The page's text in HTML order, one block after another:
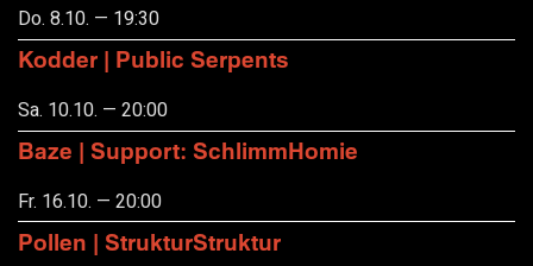
Do. 8.10. — 19:30
Kodder | Public Serpents
Sa. 10.10. — 20:00
Baze | Support: SchlimmHomie
Fr. 16.10. — 20:00
Pollen | StrukturStruktur